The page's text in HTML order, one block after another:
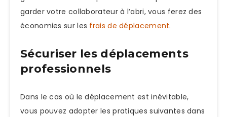
garder votre collaborateur à l’abri, vous ferez des
économies sur les frais de déplacement.
Sécuriser les déplacements
professionnels
Dans le cas où le déplacement est inévitable,
vous pouvez adopter les pratiques suivantes dans